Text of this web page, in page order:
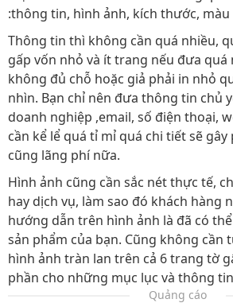
:thông tin, hình ảnh, kích thước, màu
Thông tin thì không cần quá nhiều,
gấp vốn nhỏ và ít trang nếu đưa
không đủ chỗ hoặc giả phải in nhỏ
nhìn. Bạn chỉ nên đưa thông tin chủ
doanh nghiệp ,email, số điện thoại,
cần kể lể quá tỉ mỉ quá chi tiết sẽ gây
cũng lãng phí nữa.
Hình ảnh cũng cần sắc nét thực tế,
hay dịch vụ, làm sao đó khách hàng
hướng dẫn trên hình ảnh là đã có
sản phẩm của bạn. Cũng không cần
hình ảnh tràn lan trên cả 6 trang tờ
phần cho những mục lục và thông
Quảng cáo